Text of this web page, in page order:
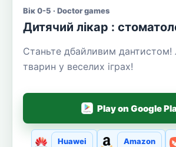
Вік 0-5 · Doctor games
Дитячий лікар :
Станьте дбайливим дантистом!
тварин у веселих іграх!
Play on Google
Huawei Amazon